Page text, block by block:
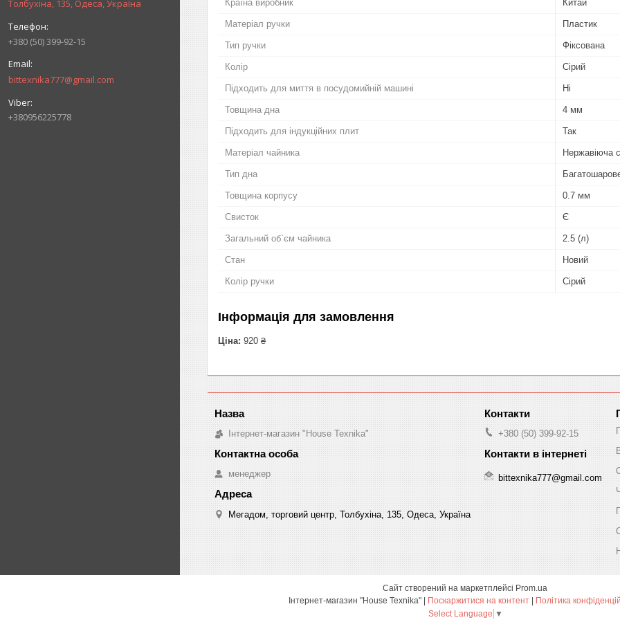
Толбухіна, 135, Одеса, Україна
+380 (50) 399-92-15
bittexnika777@gmail.com
+380956225778
Країна виробник Китай
Матеріал ручки Пластик
Тип ручки Фіксована
Колір Сірий
Підходить для миття в посудомийній машині Ні
Товщина дна 4 мм
Підходить для індукційних плит Так
Матеріал чайника Нержавіюча
Тип дна
Товщина корпусу 0.7 мм
Свисток Є
Загальний об`єм чайника 2.5 (л)
Стан Новий
Колір ручки Сірий
Інформація для замовлення
Ціна: 920 ₴
Інтернет-магазин "House Texnika"
менеджер
Мегадом, торговий центр, Толбухіна, 135, Одеса, Україна
+380 (50) 399-92-15
bittexnika777@gmail.com
Сайт створений на маркетплейсі Prom.ua
Поскаржитися на контент
Політика
Select Language ▼